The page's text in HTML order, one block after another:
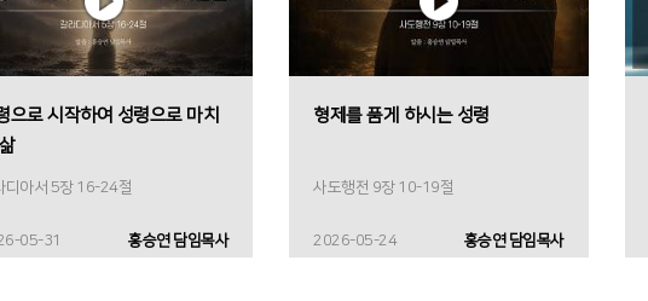
으로 시작하여 성령으로 마치
디아서 5장 16-24절
05-31 홍승연 담임목사
형제를 품게 하시는 성령
사도행전 9장 10-19절
2026-05-24 홍승연 담임목사